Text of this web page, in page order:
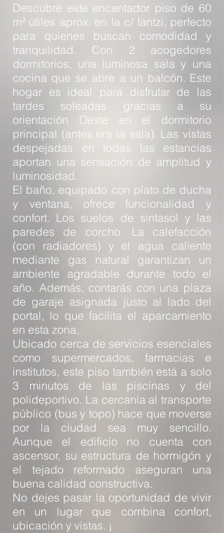
Descubre este encantador piso de 60
m² útiles aprox. en la c/ Iantzi, perfecto
para quienes buscan comodidad y
tranquilidad. Con 2 acogedores
dormitorios, una luminosa sala y una
cocina que se abre a un balcón. Este
hogar es ideal para disfrutar de las
tardes soleadas gracias a su
orientación Oeste en el dormitorio
principal (antes era la sala). Las vistas
despejadas en todas las estancias
aportan una sensación de amplitud y
luminosidad.
El baño, equipado con plato de ducha
y ventana, ofrece funcionalidad y
confort. Los suelos de sintasol y las
paredes de corcho. La calefacción
(con radiadores) y el agua caliente
mediante gas natural garantizan un
ambiente agradable durante todo el
año. Además, contarás con una plaza
de garaje asignada justo al lado del
portal, lo que facilita el aparcamiento
en esta zona.
Ubicado cerca de servicios esenciales
como supermercados, farmacias e
institutos, este piso también está a solo
3 minutos de las piscinas y del
polideportivo. La cercanía al transporte
público (bus y topo) hace que moverse
por la ciudad sea muy sencillo.
Aunque el edificio no cuenta con
ascensor, su estructura de hormigón y
el tejado reformado aseguran una
buena calidad constructiva.
No dejes pasar la oportunidad de vivir
en un lugar que combina confort,
ubicación y vistas. ¡